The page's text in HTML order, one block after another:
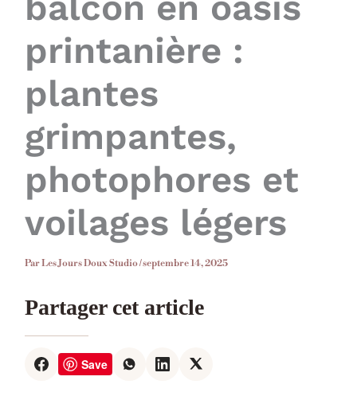
printanière :
plantes
grimpantes,
photophores et
voilages légers
ParLes Jours Doux Studio/septembre 14, 2025
Partager cet article
Save